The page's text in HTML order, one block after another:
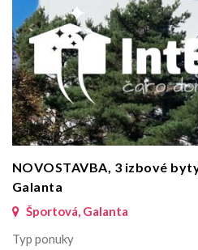
NOVOSTAVBA, 3 izbové
Galanta
Športová, Galanta
Typ ponuky